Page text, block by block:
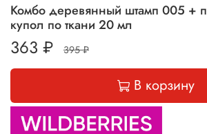
Комбо деревянный штамп 005 +
купол по ткани 20 мл
363 ₽ 395 ₽
В корзину